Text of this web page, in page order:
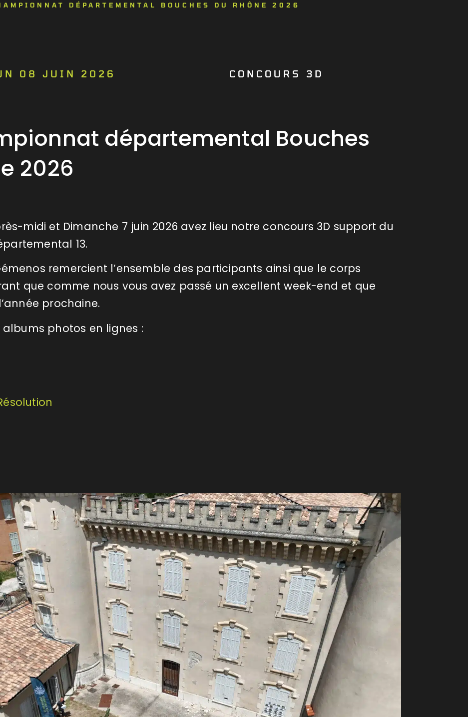
DÉPARTEMENTAL BOUCHES DU RHÔNE 2026
08 JUIN 2026 CONCOURS 3D
départemental Bouches
2026
midi et Dimanche 7 juin 2026 avez lieu notre concours 3D support du
13.
remercient l’ensemble des participants ainsi que le corps
que comme nous vous avez passé un excellent week-end et que
prochaine.
albums photos en lignes :